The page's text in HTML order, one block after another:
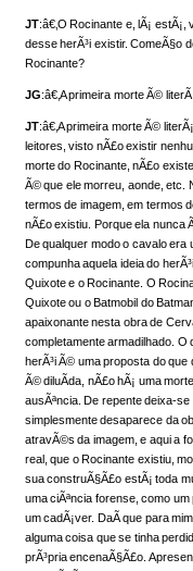
JT:â€‚O Rocinante e, lÃ¡
desse herÃ³i existir. ComeÃ§o
Rocinante?
JG:â€‚A primeira morte Ã©
JT:â€‚A primeira morte Ã©
leitores, visto nÃ£o existir
morte do Rocinante, nÃ£o
Ã© que ele morreu, aonde, etc.
termos de imagem, em termos
nÃ£o existiu. Porque ela nunca
De qualquer modo o cavalo era
compunha aquela ideia do
Quixote e o Rocinante. O
Quixote ou o Batmobil do
apaixonante nesta obra de
completamente armadilhado. O
herÃ³i Ã© uma proposta do
Ã© diluÃ­da, nÃ£o hÃ¡ uma
ausÃªncia. De repente deixa-
simplesmente desaparece da
atravÃ©s da imagem, e aqui a
real, que o Rocinante existiu,
sua construÃ§Ã£o estÃ¡ toda
uma ciÃªncia forense, como
um cadÃ¡ver. DaÃ­ que para
alguma coisa que se tinha
prÃ³pria encenaÃ§Ã£o.